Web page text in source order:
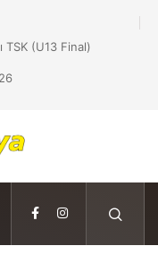
TSK (U13 Final)